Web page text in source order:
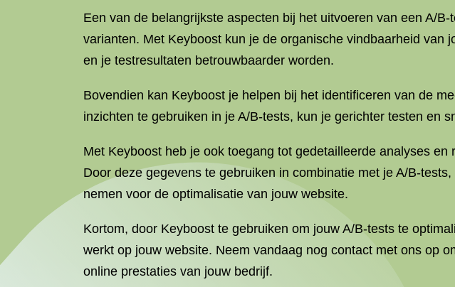
Een van de belangrijkste aspecten bij het uitvoeren van een A/
varianten. Met Keyboost kun je de organische vindbaarheid
en je testresultaten betrouwbaarder worden.
Bovendien kan Keyboost je helpen bij het identificeren van de
inzichten te gebruiken in je A/B-tests, kun je gerichter testen en
Met Keyboost heb je ook toegang tot gedetailleerde analyses
Door deze gegevens te gebruiken in combinatie met je A/B-
nemen voor de optimalisatie van jouw website.
Kortom, door Keyboost te gebruiken om jouw A/B-tests te
werkt op jouw website. Neem vandaag nog contact met ons op
online prestaties van jouw bedrijf.